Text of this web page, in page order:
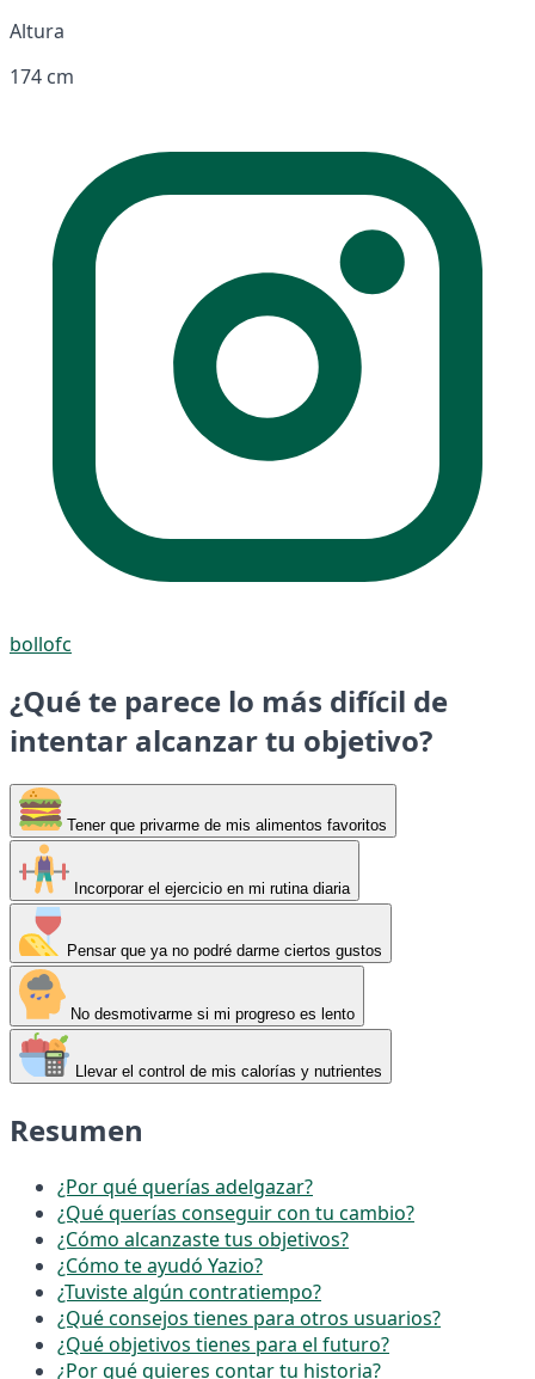
Altura
174 cm
bollofc
¿Qué te parece lo más difícil de
intentar alcanzar tu objetivo?
Tener que privarme de mis alimentos favoritos
Incorporar el ejercicio en mi rutina diaria
Pensar que ya no podré darme ciertos gustos
No desmotivarme si mi progreso es lento
Llevar el control de mis calorías y nutrientes
Resumen
¿Por qué querías adelgazar?
¿Qué querías conseguir con tu cambio?
¿Cómo alcanzaste tus objetivos?
¿Cómo te ayudó Yazio?
¿Tuviste algún contratiempo?
¿Qué consejos tienes para otros usuarios?
¿Qué objetivos tienes para el futuro?
¿Por qué quieres contar tu historia?